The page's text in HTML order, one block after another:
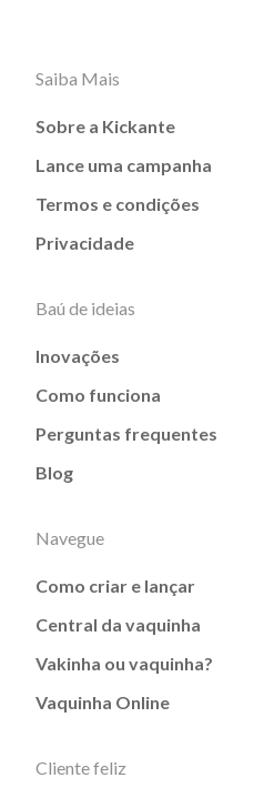
Saiba Mais
Sobre a Kickante
Lance uma campanha
Termos e condições
Privacidade
Baú de ideias
Inovações
Como funciona
Perguntas frequentes
Blog
Navegue
Como criar e lançar
Central da vaquinha
Vakinha ou vaquinha?
Vaquinha Online
Cliente feliz